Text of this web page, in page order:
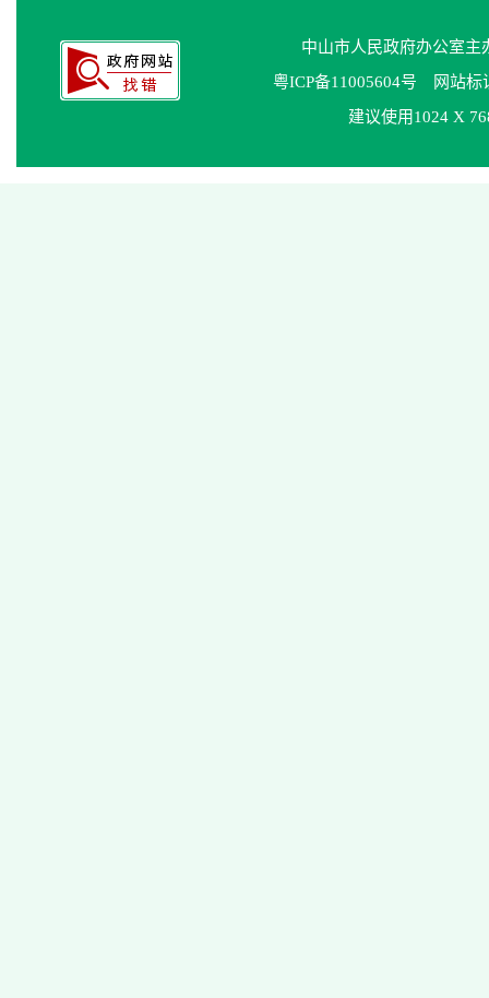
中山市人民政府办公室
粤ICP备11005604号 网站标
建议使用1024 X